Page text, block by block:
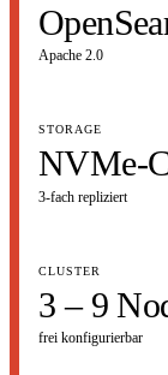
Apache 2.0
STORAGE
NVMe-
3-fach repliziert
CLUSTER
3 – 9
frei konfigurierbar